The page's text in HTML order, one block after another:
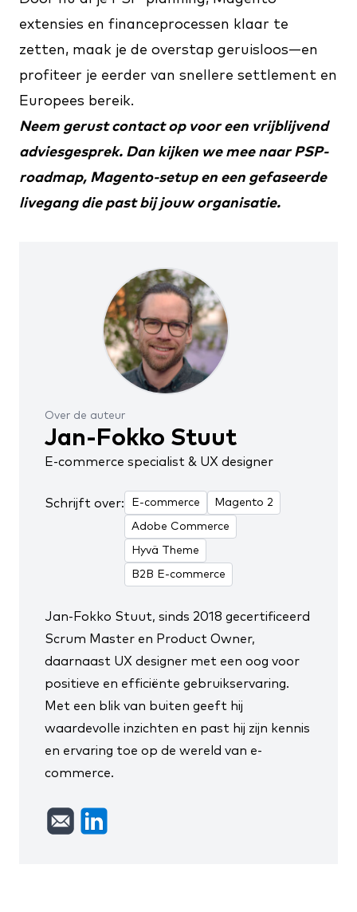
extensies en financeprocessen klaar te
zetten, maak je de overstap geruisloos—en
profiteer je eerder van snellere settlement en
Europees bereik.
Neem gerustcontactop voor een vrijblijvend
adviesgesprek. Dan kijken we mee naar PSP-
roadmap, Magento-setup en een gefaseerde
livegang die past bij jouw organisatie.
Over de auteur
Jan-Fokko Stuut
E-commerce specialist & UX designer
Schrijft over: E-commerce Magento 2
Adobe Commerce
Hyvä Theme
B2B E-commerce
Jan-Fokko Stuut, sinds 2018 gecertificeerd
Scrum Master en Product Owner,
daarnaast UX designer met een oog voor
positieve en efficiënte gebruikservaring.
Met een blik van buiten geeft hij
waardevolle inzichten en past hij zijn kennis
en ervaring toe op de wereld van e-
commerce.